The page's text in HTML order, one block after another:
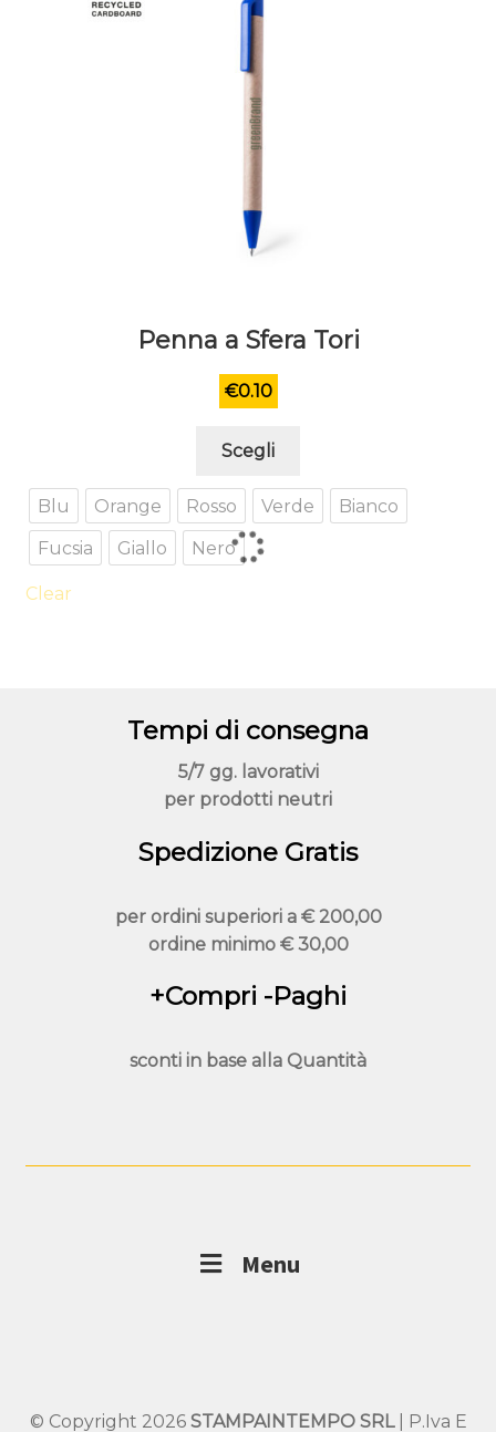
Penna a Sfera Tori
€0.10
Scegli
ha
più
pagina
del
prodotto
Blu Orange Rosso Verde
Bianco
Fucsia
Giallo Nero
Clear
Tempi di consegna
5/7 gg. lavorativi
per prodotti neutri
Spedizione Gratis
per ordini superiori a € 200,00
ordine minimo€ 30,00
+Compri -Paghi
sconti in base alla Quantità
Menu
© Copyright 2026 STAMPAINTEMPO SRL| P.Iva E